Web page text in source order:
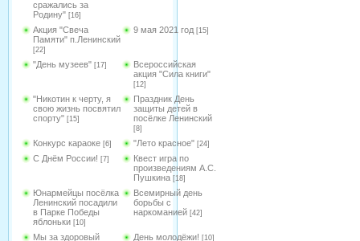
сражались за
Родину" [16]
Акция "Свеча
Памяти" п.Ленинский
[22]
9 мая 2021 год [15]
"День музеев" [17]
Всероссийская
акция "Сила книги"
[12]
"Никотин к черту, я
свою жизнь посвятил
спорту" [15]
Праздник День
защиты детей в
посёлке Ленинский
[8]
Конкурс караоке [6] "Лето красное" [24]
С Днём России! [7]
Квест игра по
произведениям А.С.
Пушкина [18]
Юнармейцы посёлка
Ленинский посадили
в Парке Победы
яблоньки [10]
Всемирный день
борьбы с
наркоманией [42]
Мы за здоровый
День молодёжи! [10]